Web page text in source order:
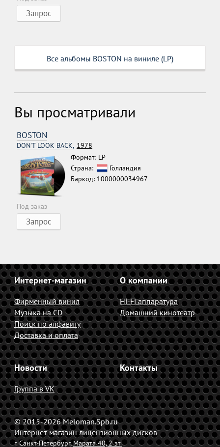
Запрос
Все альбомы BOSTON на виниле (LP)
Вы просматривали
BOSTON
DON'T LOOK BACK, 1978
Формат: LP
Страна:
Голландия
Баркод: 1000000034967
Под заказ
Запрос
Интернет-магазин
Фирменный винил
Музыка на CD
Поиск по алфавиту
Доставка и оплата
О компании
Hi-Fi аппаратура
Домашний кинотеатр
Новости
Группа в VK
Контакты
© 2015-2026 Meloman.Spb.ru
Интернет-магазин лицензионных дисков
г. Санкт-Петербург,Марата 40, 2 эт.